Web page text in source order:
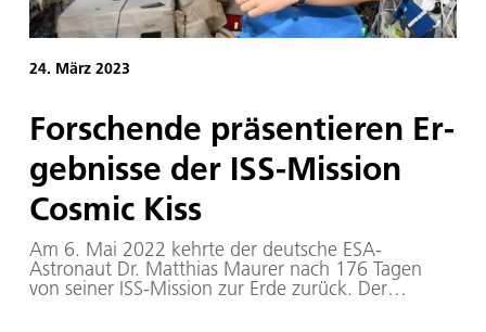
24. März 2023
For­schen­de prä­sen­tie­ren Er­
geb­nis­se der ISS-Missi­on
Cos­mic Kiss
Am 6. Mai 2022 kehrte der deutsche ESA-
Astronaut Dr. Matthias Maurer nach 176 Tagen
von seiner ISS-Mission zur Erde zurück. Der